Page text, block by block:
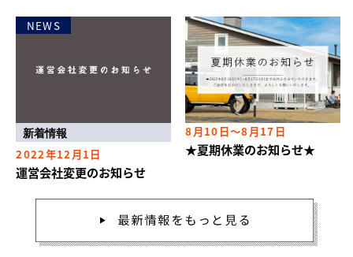
NEWS
新着情報
2022年12月1日
運営会社変更のお知らせ
8月10日～8月17日
★夏期休業のお知らせ★